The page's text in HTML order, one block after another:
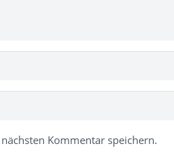
Kommentar speichern.